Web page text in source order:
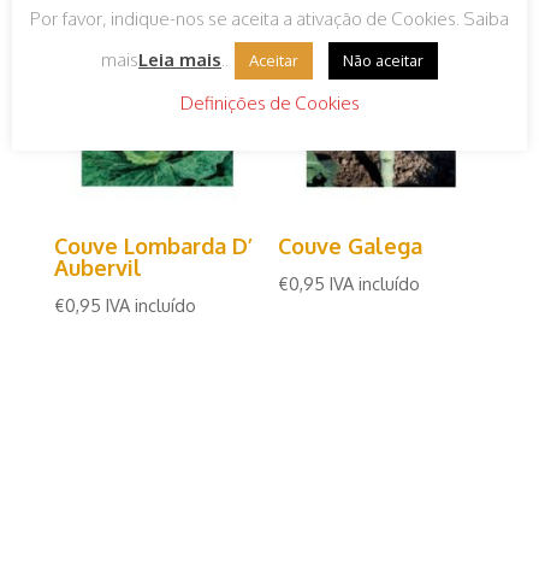
Couve Lombarda D’
Aubervil
€0,95 IVA incluído
Couve Galega
€0,95 IVA incluído
Por favor, indique-nos se aceita a ativação de Cookies. Saiba
maisLeia mais.. Aceitar Não aceitar
Definições de Cookies